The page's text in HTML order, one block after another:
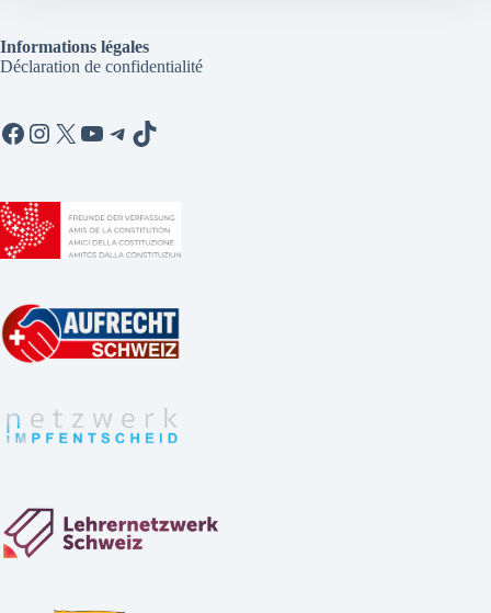
Informations légales
Déclaration de confidentialité